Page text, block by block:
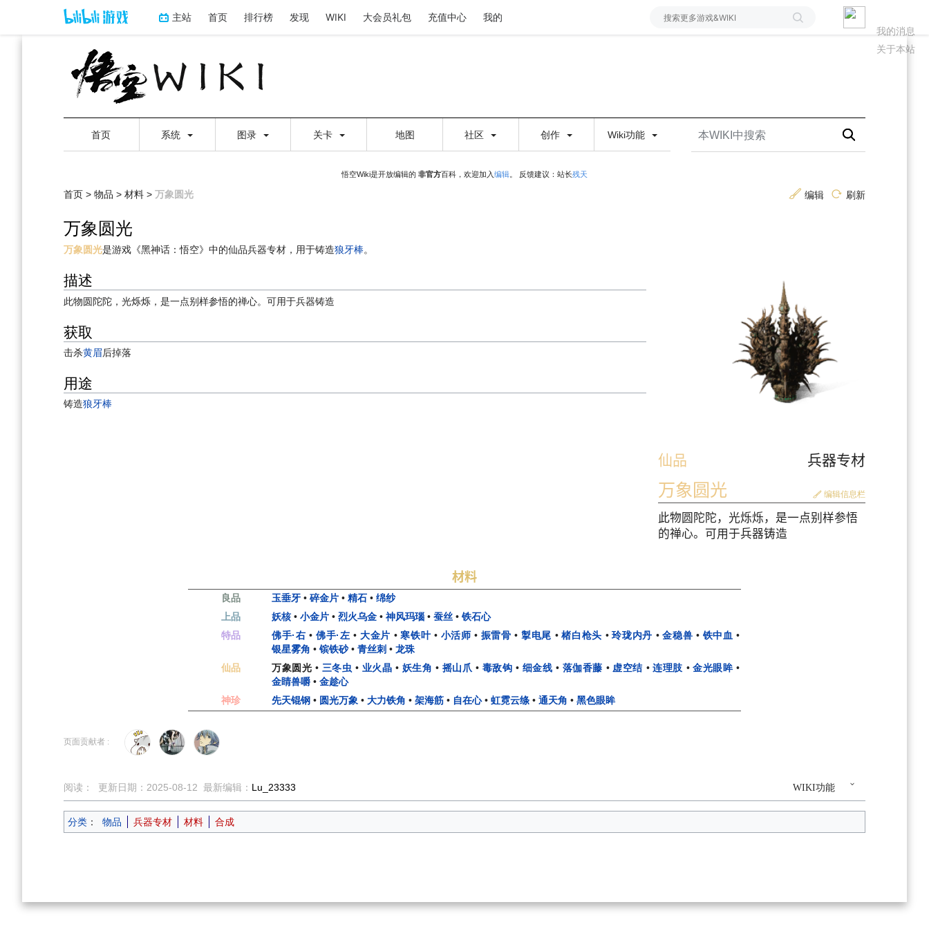
主站 首页 排行榜 发现 WIKI 大会员礼包 充值中心 我的
关于本站
我的消息
首页 系统 图录 关卡 地图 社区 创作 Wiki功能
悟空Wiki是开放编辑的 非官方百科，欢迎加入编辑 。 反馈建议：站长残天
首页 > 物品 > 材料 > 万象圆光 编辑 刷新
万象圆光
跳
导
航
跳
搜
索
仙品 兵器专材
万象圆光 编辑信息栏
此物圆陀陀，光烁烁，是一点别样参悟
的禅心。可用于兵器铸造
万象圆光是游戏《黑神话：悟空》中的仙品兵器专材，用于铸造狼牙棒。
描述
此物圆陀陀，光烁烁，是一点别样参悟的禅心。可用于兵器铸造
获取
击杀黄眉后掉落
用途
铸造狼牙棒
材料
良品 玉垂牙 •碎金片 •精石 •绵纱
上品
妖核 •小金片 •烈火乌金 •神风玛瑙 •蚕丝 •铁石心
特品
佛手·右 • 佛手·左 • 大金片 •寒铁叶• 小活师 • 振雷骨 •掣电尾 •楮白枪头 •玲珑内丹 •金稳兽 • 铁中血 •
银星雾角 •镔铁砂•青丝刺 •龙珠
仙品
万象圆光 • 三冬虫 • 业火晶 • 妖生角 • 摇山爪 • 毒敌钩 • 细金线 • 落伽香藤 • 虚空结 •连理肢 •金光眼眸•
金睛兽嚼 •金趁心
神珍
先天锟钢 • 圆光万象 •大力铁角 •架海筋 • 自在心•虹霓云绦 •通天角 •黑色眼眸
页面贡献者 :
WIKI功能
阅读： 更新日期： 2025-08-12 最新编辑： Lu_23333
分类 ： 物品 兵器专材 材料 合成